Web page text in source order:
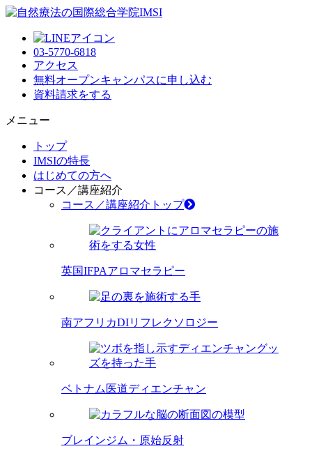
03-5770-6818
アクセス
無料オープンキャンパスに申し込む
資料請求をする
メニュー
トップ
IMSIの特長
はじめての方へ
コース／講座紹介
コース／講座紹介トップ
英国IFPAアロマセラピー
南アフリカDIリフレクソロジー
ベトナム医道ディエンチャン
ブレインジム・原始反射